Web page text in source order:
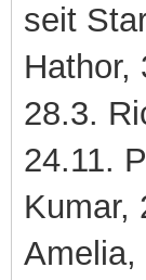
seit
Hathor,
28.3.
24.11.
Kumar,
Amelia,